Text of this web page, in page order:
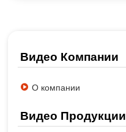
Видео Компании
О компании
Видео Продукции